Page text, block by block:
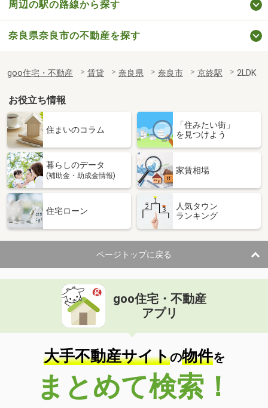
周辺の駅の路線から探す
奈良県奈良市の不動産を探す
goo住宅・不動産 賃貸 奈良県 奈良市 京終駅 2LDK
お役立ち情報
住まいのコラム
「住みたい街」
を見つけよう
暮らしのデータ
(補助金・助成金情報)
家賃相場
住宅ローン
人気タウン
ランキング
ページトップに戻る
goo住宅・不動産
アプリ
大手不動産サイトの物件を
まとめて検索！